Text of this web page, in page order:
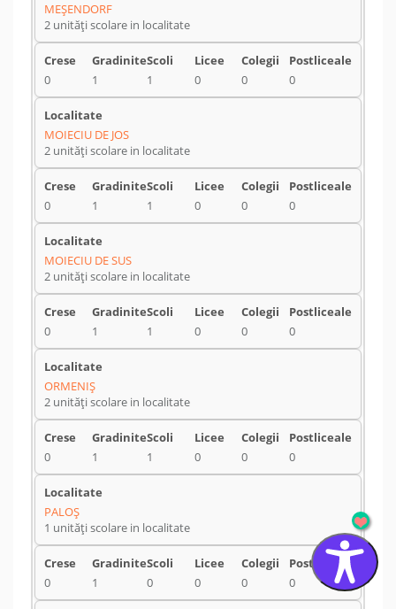
MEŞENDORF
2 unități scolare in localitate
0 1 1 0 0 0
MOIECIU DE JOS
2 unități scolare in localitate
0 1 1 0 0 0
MOIECIU DE SUS
2 unități scolare in localitate
0 1 1 0 0 0
ORMENIŞ
2 unități scolare in localitate
0 1 1 0 0 0
PALOŞ
1 unități scolare in localitate
0 1 0 0 0 0